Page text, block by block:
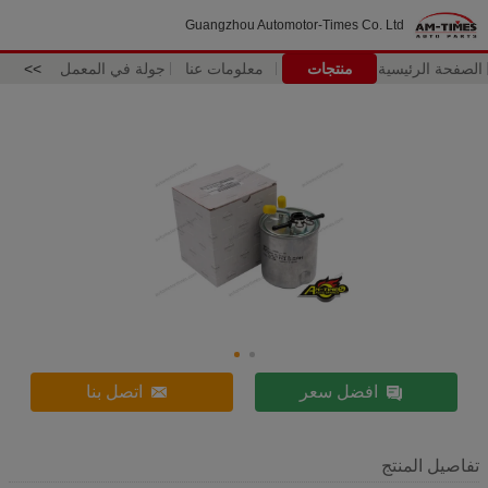
Guangzhou Automotor-Times Co. Ltd
الصفحة الرئيسية منتجات معلومات عنا جولة في المعمل >>
افضل سعر اتصل بنا
تفاصيل المنتج